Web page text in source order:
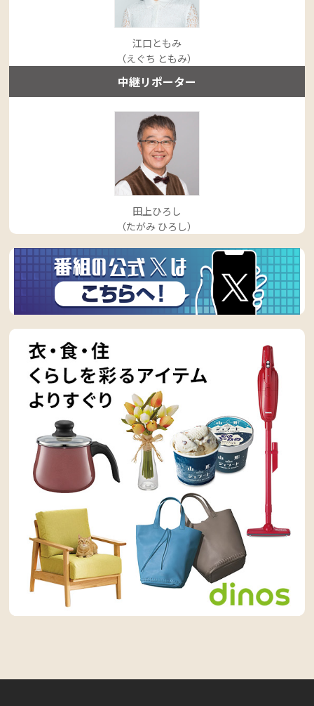
江口ともみ
（えぐち ともみ）
中継リポーター
田上ひろし
（たがみ ひろし）